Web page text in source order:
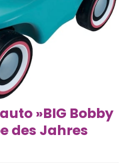
»BIG Bobby
des Jahres